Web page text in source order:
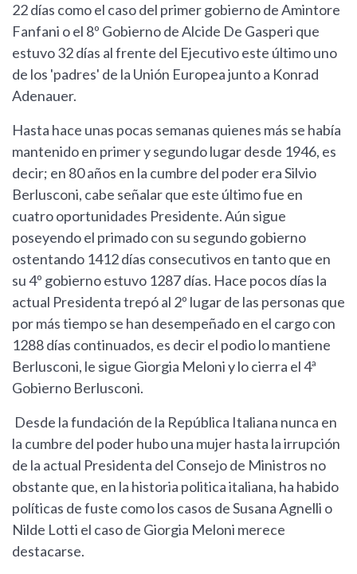
22 días como el caso del primer gobierno de Amintore
Fanfani o el 8º Gobierno de Alcide De Gasperi que
estuvo 32 días al frente del Ejecutivo este último uno
de los 'padres' de la Unión Europea junto a Konrad
Adenauer.
Hasta hace unas pocas semanas quienes más se había
mantenido en primer y segundo lugar desde 1946, es
decir; en 80 años en la cumbre del poder era Silvio
Berlusconi, cabe señalar que este último fue en
cuatro oportunidades Presidente. Aún sigue
poseyendo el primado con su segundo gobierno
ostentando 1412 días consecutivos en tanto que en
su 4º gobierno estuvo 1287 días. Hace pocos días la
actual Presidenta trepó al 2º lugar de las personas que
por más tiempo se han desempeñado en el cargo con
1288 días continuados, es decir el podio lo mantiene
Berlusconi, le sigue Giorgia Meloni y lo cierra el 4ª
Gobierno Berlusconi.
Desde la fundación de la República Italiana nunca en
la cumbre del poder hubo una mujer hasta la irrupción
de la actual Presidenta del Consejo de Ministros no
obstante que, en la historia politica italiana, ha habido
políticas de fuste como los casos de Susana Agnelli o
Nilde Lotti el caso de Giorgia Meloni merece
destacarse.